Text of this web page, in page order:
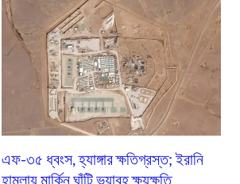
এফ-৩৫ ধ্বংস, হ্যাঙ্গার ক্ষতিগ্রস্ত; ইরানি
হামলায় মার্কিন ঘাঁটি ভয়াবহ ক্ষয়ক্ষতি